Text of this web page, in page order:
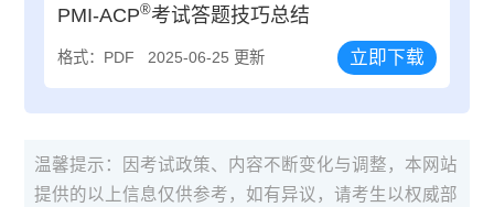
PMI-ACP®考试答题技巧总结
格式：PDF 2025-06-25 更新 立即下载
温馨提示：因考试政策、内容不断变化与调整，本网站
提供的以上信息仅供参考，如有异议，请考生以权威部